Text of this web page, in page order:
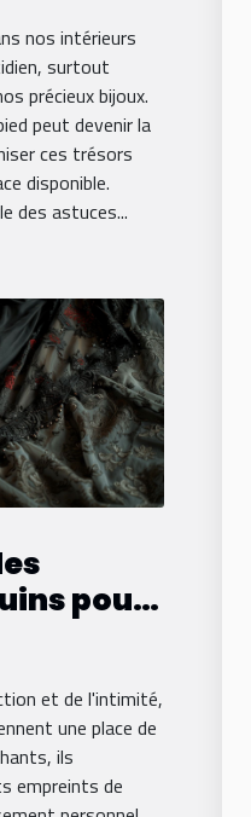
nos intérieurs
surtout
précieux bijoux.
peut devenir la
ces trésors
disponible.
des astuces...
pour
et de l'intimité,
une place de
ils
empreints de